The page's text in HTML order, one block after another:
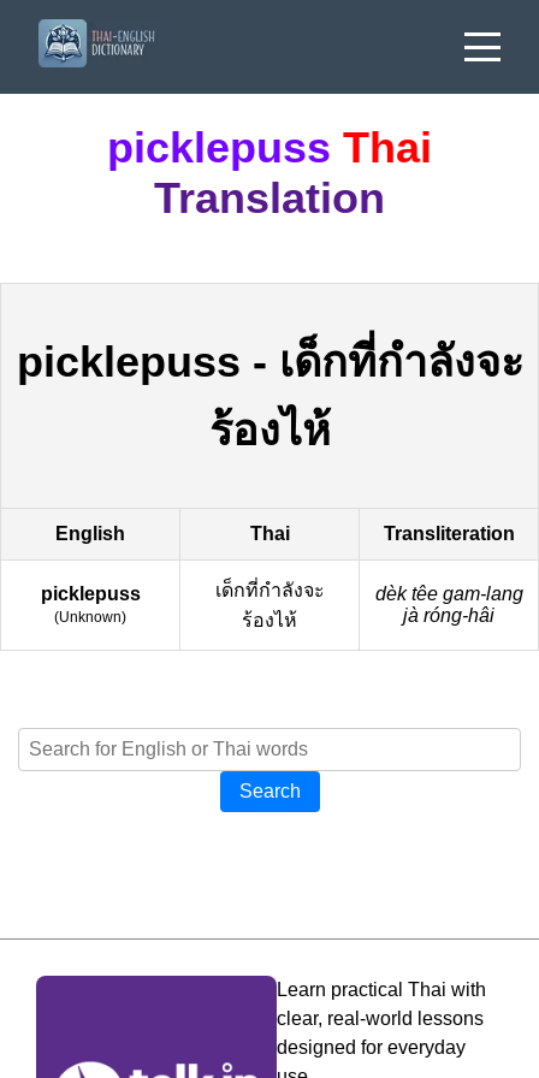
picklepuss Thai
Translation
picklepuss - เด็กที่กำลังจะ
ร้องไห้
English Thai Transliteration
picklepuss
(Unknown)
เด็กที่กำลังจะ
ร้องไห้
dèk têe gam-lang
jà róng-hâi
Search
Learn practical Thai with
clear, real-world lessons
designed for everyday